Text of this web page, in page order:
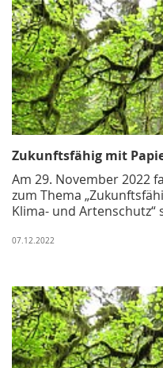
Zukunftsfähig mit
Am 29. November 2022
zum Thema
Klima- und Artenschutz“
07.12.2022